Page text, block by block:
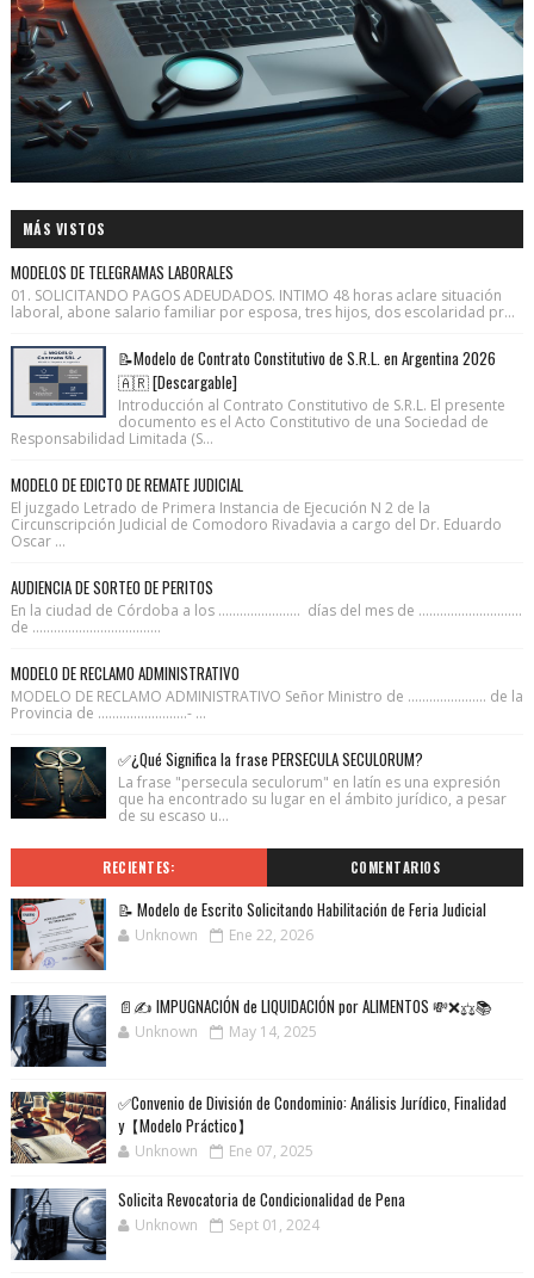
MÁS VISTOS
MODELOS DE TELEGRAMAS LABORALES
01. SOLICITANDO PAGOS ADEUDADOS. INTIMO 48 horas aclare situación
laboral, abone salario familiar por esposa, tres hijos, dos escolaridad pr...
📝Modelo de Contrato Constitutivo de S.R.L. en Argentina 2026
🇦🇷 [Descargable]
Introducción al Contrato Constitutivo de S.R.L. El presente
documento es el Acto Constitutivo de una Sociedad de
Responsabilidad Limitada (S...
MODELO DE EDICTO DE REMATE JUDICIAL
El juzgado Letrado de Primera Instancia de Ejecución N 2 de la
Circunscripción Judicial de Comodoro Rivadavia a cargo del Dr. Eduardo
Oscar ...
AUDIENCIA DE SORTEO DE PERITOS
En la ciudad de Córdoba a los ....................... días del mes de .............................
de ....................................
MODELO DE RECLAMO ADMINISTRATIVO
MODELO DE RECLAMO ADMINISTRATIVO Señor Ministro de ...................... de la
Provincia de .........................- ...
✅¿Qué Significa la frase PERSECULA SECULORUM?
La frase "persecula seculorum" en latín es una expresión
que ha encontrado su lugar en el ámbito jurídico, a pesar
de su escaso u...
RECIENTES: COMENTARIOS
📝 Modelo de Escrito Solicitando Habilitación de Feria Judicial
Unknown Ene 22, 2026
📄✍️ IMPUGNACIÓN de LIQUIDACIÓN por ALIMENTOS 💸❌⚖️📚
Unknown May 14, 2025
✅Convenio de División de Condominio: Análisis Jurídico, Finalidad
y【Modelo Práctico】
Unknown Ene 07, 2025
Solicita Revocatoria de Condicionalidad de Pena
Unknown Sept 01, 2024